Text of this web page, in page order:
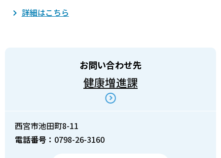
詳細はこちら
お問い合わせ先
健康増進課
西宮市池田町8-11
電話番号： 0798-26-3160